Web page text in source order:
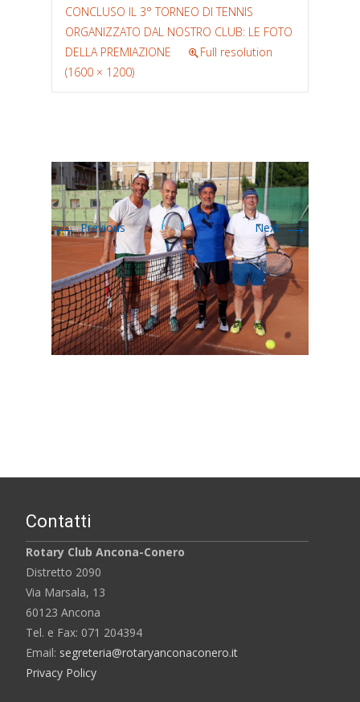
CONCLUSO IL 3° TORNEO DI TENNIS
ORGANIZZATO DAL NOSTRO CLUB: LE FOTO
DELLA PREMIAZIONE
Full resolution
(1600 × 1200)
←Previous Next→
Contatti
Rotary Club Ancona-Conero
Distretto 2090
Via Marsala, 13
60123 Ancona
Tel. e Fax: 071 204394
Email: segreteria@rotaryanconaconero.it
Privacy Policy